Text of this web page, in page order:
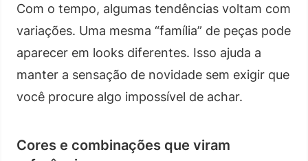
Com o tempo, algumas tendências voltam com
variações. Uma mesma “família” de peças pode
aparecer em looks diferentes. Isso ajuda a
manter a sensação de novidade sem exigir que
você procure algo impossível de achar.
Cores e combinações que viram